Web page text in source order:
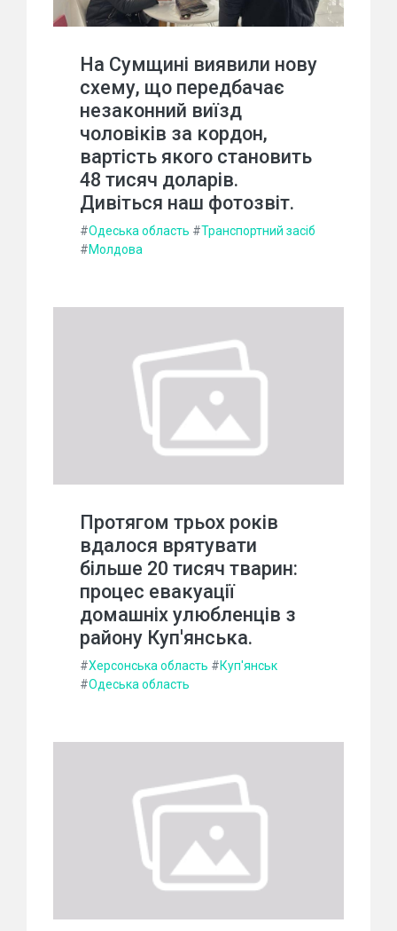
На Сумщині виявили нову
схему, що передбачає
незаконний виїзд
чоловіків за кордон,
вартість якого становить
48 тисяч доларів.
Дивіться наш фотозвіт.
#Одеська область #Транспортний засіб
#Молдова
Протягом трьох років
вдалося врятувати
більше 20 тисяч тварин:
процес евакуації
домашніх улюбленців з
району Куп'янська.
#Херсонська область #Куп'янськ
#Одеська область